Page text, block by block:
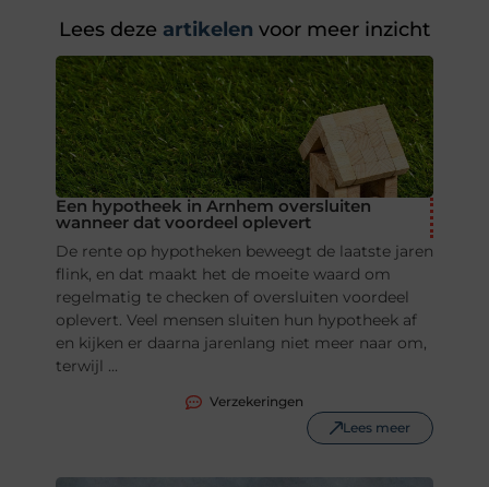
Lees deze artikelen voor meer inzicht
Een hypotheek in Arnhem oversluiten
wanneer dat voordeel oplevert
De rente op hypotheken beweegt de laatste jaren
flink, en dat maakt het de moeite waard om
regelmatig te checken of oversluiten voordeel
oplevert. Veel mensen sluiten hun hypotheek af
en kijken er daarna jarenlang niet meer naar om,
terwijl ...
Verzekeringen
Lees meer